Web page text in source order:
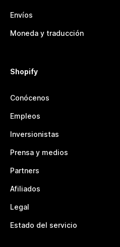
Envíos
Moneda y traducción
Shopify
Conócenos
Empleos
Inversionistas
Prensa y medios
Partners
Afiliados
Legal
Estado del servicio